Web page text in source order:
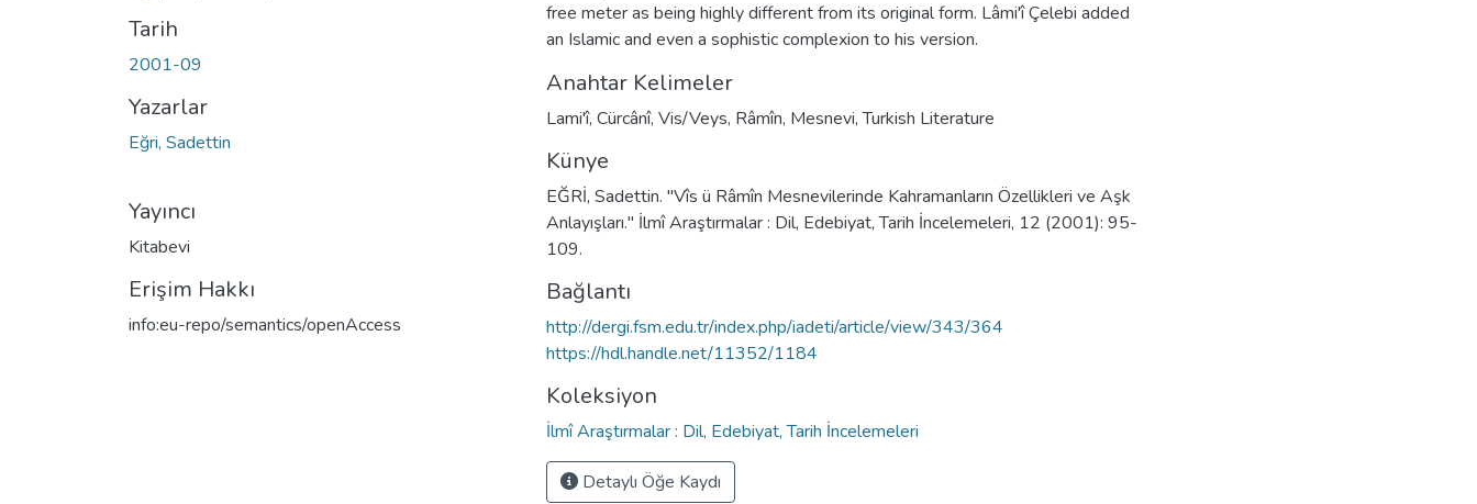
Tarih
2001-09
Yazarlar
Eğri, Sadettin
Yayıncı
Kitabevi
Erişim Hakkı
info:eu-repo/semantics/openAccess
free meter as being highly different from its original form. Lâmi'î Çelebi added
an Islamic and even a sophistic complexion to his version.
Anahtar Kelimeler
Lami'î, Cürcânî, Vis/Veys, Râmîn, Mesnevi,Turkish Literature
Künye
EĞRİ, Sadettin. "Vîs ü Râmîn Mesnevilerinde Kahramanların Özellikleri ve Aşk
Anlayışları." İlmî Araştırmalar : Dil, Edebiyat, Tarih İncelemeleri, 12 (2001): 95-
109.
Bağlantı
http://dergi.fsm.edu.tr/index.php/iadeti/article/view/343/364
https://hdl.handle.net/11352/1184
Koleksiyon
İlmî Araştırmalar : Dil, Edebiyat, Tarih İncelemeleri
Detaylı Öğe Kaydı